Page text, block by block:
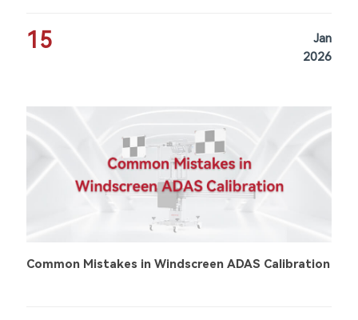
15
Jan
2026
Common Mistakes in Windscreen ADAS Calibration